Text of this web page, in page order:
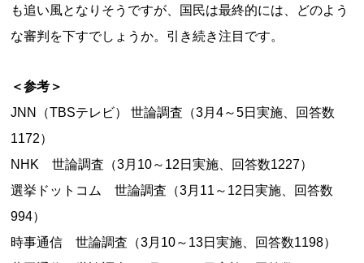
も追い風となりそうですが、国民は最終的には、どのよう
な審判を下すでしょうか。引き続き注目です。
＜参考＞
JNN（TBSテレビ） 世論調査（3月4～5日実施、回答数
1172）
NHK 世論調査（3月10～12日実施、回答数1227）
選挙ドットコム 世論調査（3月11～12日実施、回答数
994）
時事通信 世論調査（3月10～13日実施、回答数1198）